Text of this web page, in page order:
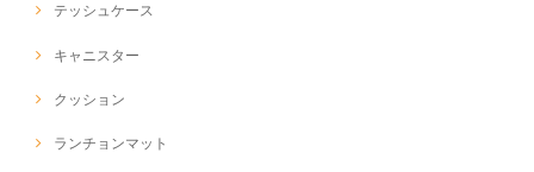
テッシュケース
キャニスター
クッション
ランチョンマット